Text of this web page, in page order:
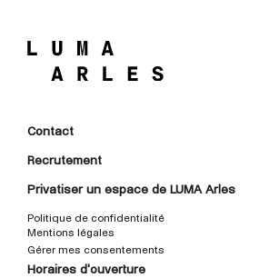
Contact
Recrutement
Privatiser un espace de LUMA Arles
Politique de confidentialité
Mentions légales
Gérer mes consentements
Horaires d'ouverture